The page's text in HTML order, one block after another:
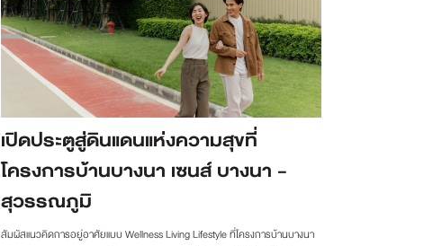
เปิดประตูสู่ดินแดนแห่งความสุขที่
โครงการบ้านบางนา เซนส์ บางนา -
สุวรรณภูมิ
สัมผัสแนวคิดการอยู่อาศัยแบบ Wellness Living Lifestyle ที่โครงการบ้านบางนา